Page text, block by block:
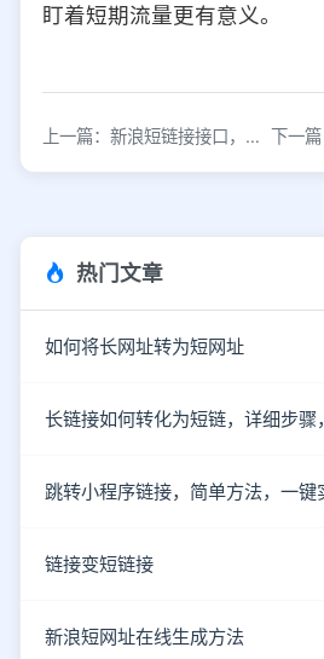
盯着短期流量更有意义。
上一篇：新浪短链接接口，提供开放式api服务
热门文章
如何将长网址转为短网址
长链接如何转化为短链，详细步
跳转小程序链接，简单方法，一
链接变短链接
新浪短网址在线生成方法